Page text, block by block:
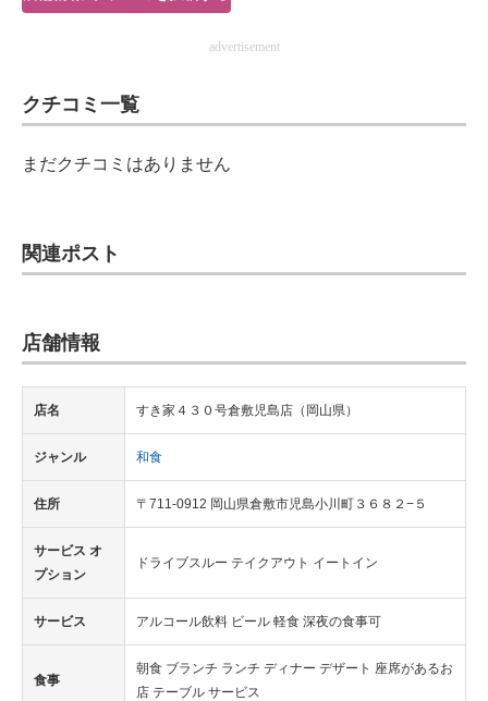
エレクトロニクス専門サイト
電子設計の基本と応用
ちょっと気になるネットの話題
advertisement
クチコミ一覧
まだクチコミはありません
関連ポスト
店舗情報
店名 すき家４３０号倉敷児島店（岡山県）
ジャンル 和食
住所 〒711-0912 岡山県倉敷市児島小川町３６８２−５
サービス オ
プション
ドライブスルー テイクアウト イートイン
サービス アルコール飲料 ビール 軽食 深夜の食事可
食事
朝食 ブランチ ランチ ディナー デザート 座席があるお
店 テーブル サービス